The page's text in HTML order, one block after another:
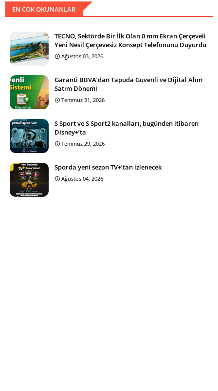
EN COK OKUNANLAR
TECNO, Sektörde Bir İlk Olan 0 mm Ekran Çerçeveli
Yeni Nesil Çerçevesiz Konsept Telefonunu Duyurdu
Ağustos 03, 2026
Garanti BBVA’dan Tapuda Güvenli ve Dijital Alım
Satım Dönemi
Temmuz 31, 2026
S Sport ve S Sport2 kanalları, bugünden itibaren
Disney+’ta
Temmuz 29, 2026
Sporda yeni sezon TV+’tan izlenecek
Ağustos 04, 2026